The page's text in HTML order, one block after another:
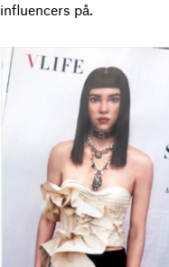
influencers på.